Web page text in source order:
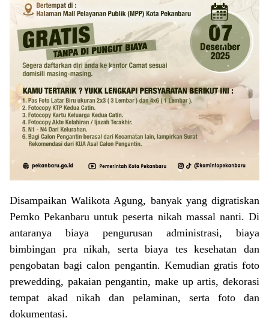
Disampaikan Walikota Agung, banyak yang digratiskan
Pemko Pekanbaru untuk peserta nikah massal nanti. Di
antaranya biaya pengurusan administrasi, biaya
bimbingan pra nikah, serta biaya tes kesehatan dan
pengobatan bagi calon pengantin. Kemudian gratis foto
prewedding, pakaian pengantin, make up artis, dekorasi
tempat akad nikah dan pelaminan, serta foto dan
dokumentasi.